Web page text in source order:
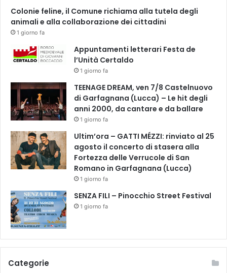
Colonie feline, il Comune richiama alla tutela degli
animali e alla collaborazione dei cittadini
1 giorno fa
Appuntamenti letterari Festa de
l’Unità Certaldo
1 giorno fa
TEENAGE DREAM, ven 7/8 Castelnuovo
di Garfagnana (Lucca) – Le hit degli
anni 2000, da cantare e da ballare
1 giorno fa
Ultim’ora – GATTI MÉZZI: rinviato al 25
agosto il concerto di stasera alla
Fortezza delle Verrucole di San
Romano in Garfagnana (Lucca)
1 giorno fa
SENZA FILI – Pinocchio Street Festival
1 giorno fa
Categorie